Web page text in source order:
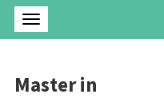
Master in